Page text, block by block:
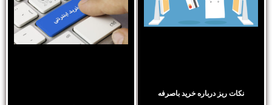
نکات ریز درباره خرید باصرفه